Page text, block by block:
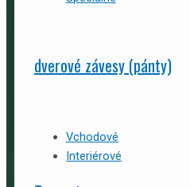
dverové závesy (pánty)
Vchodové
Interiérové